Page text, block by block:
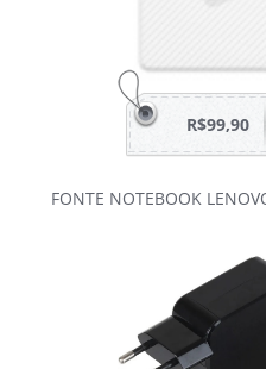
R$99,90
FONTE NOTEBOOK